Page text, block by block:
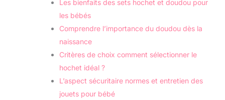
Les bienfaits des sets hochet et doudou pour
les bébés
Comprendre l’importance du doudou dès la
naissance
Critères de choix comment sélectionner le
hochet idéal ?
L’aspect sécuritaire normes et entretien des
jouets pour bébé